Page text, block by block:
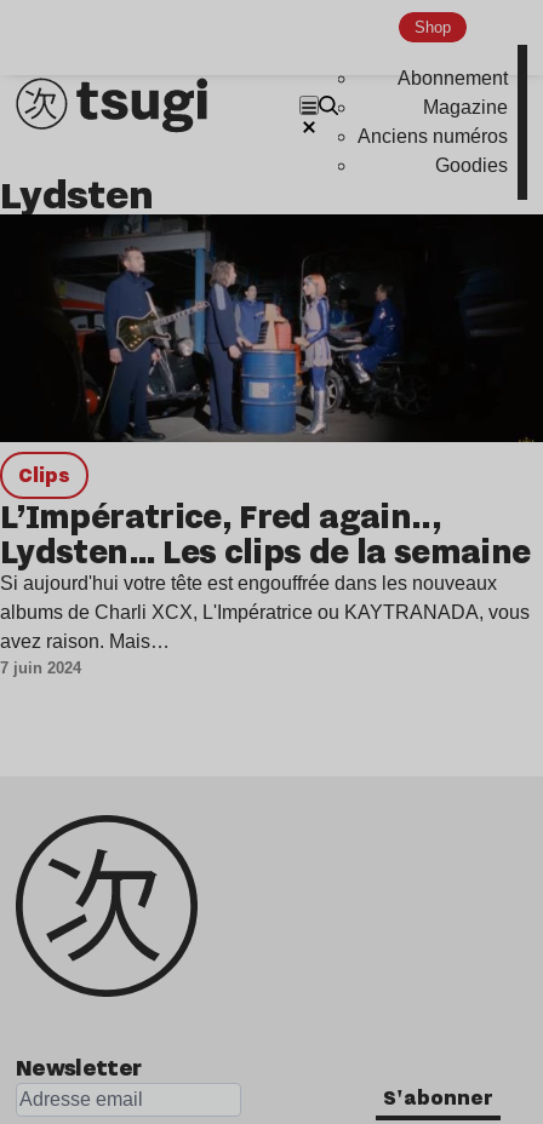
Shop
Abonnement
Magazine
Anciens numéros
Goodies
Global Club
Nu Jazz
Lydsten
clips
L’Impératrice, Fred again..,
Lydsten… Les clips de la semaine
Si aujourd'hui votre tête est engouffrée dans les nouveaux
albums de Charli XCX, L'Impératrice ou KAYTRANADA, vous
avez raison. Mais…
7 juin 2024
Newsletter
S'abonner